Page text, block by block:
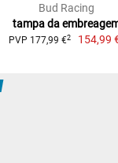
Bud Racing
tampa da
PVP 177,99 €2 154,99